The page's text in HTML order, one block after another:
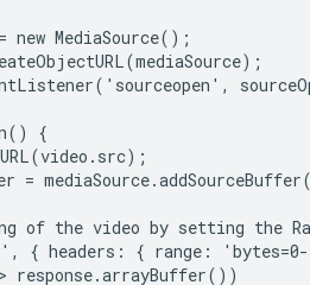
new MediaSource();
{
=
of the video by setting the
{ headers: { range:
response.arrayBuffer())